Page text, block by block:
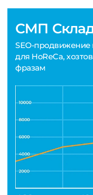
СМП
SEO-продвижение
для HoReCa,
фразам